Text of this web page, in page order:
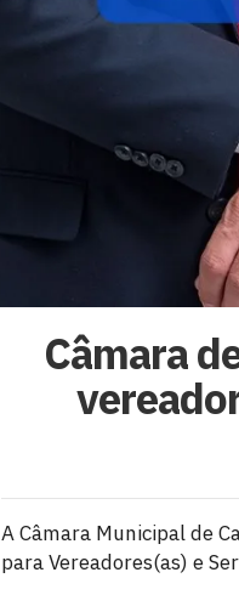
Câmara
A Câmara Municipal de
para Vereadores(as) e